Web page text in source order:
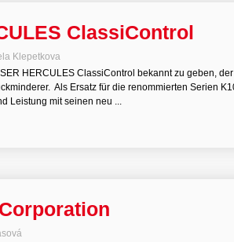
ClassiControl
Klepetkova
HERCULES ClassiControl bekannt zu geben,
Als Ersatz für die renommierten Serien
Leistung mit seinen neu ...